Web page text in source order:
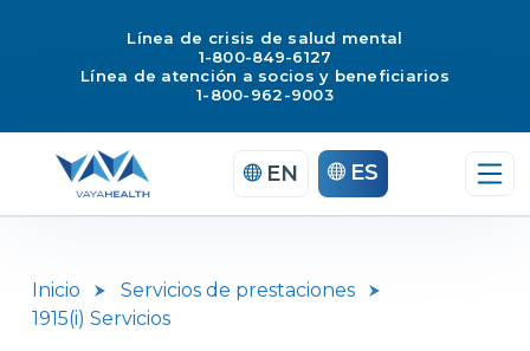
Línea de crisis de salud mental
1-800-849-6127
Línea de atención a socios y beneficiarios
1-800-962-9003
contenido
EN ES
Inicio
Servicios de prestaciones
1915(i) Servicios